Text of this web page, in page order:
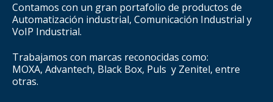
Contamos con un gran portafolio de productos de
Automatización industrial, Comunicación Industrial y
VoIP Industrial.
Trabajamos con marcas reconocidas como:
MOXA, Advantech, Black Box, Puls y Zenitel, entre
otras.